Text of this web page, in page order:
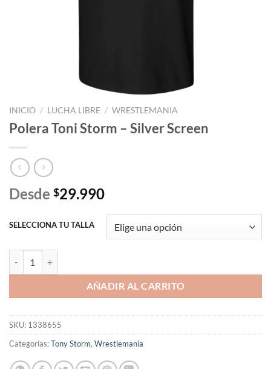
INICIO / LUCHA LIBRE / WRESTLEMANIA
Polera Toni Storm – Silver Screen
Desde $29.990
SELECCIONA TU TALLA
AÑADIR AL CARRITO
SKU: 1338655
Categorías:Tony Storm, Wrestlemania